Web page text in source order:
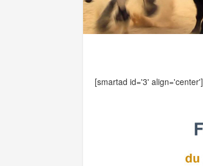
[smartad id='3' align='center']